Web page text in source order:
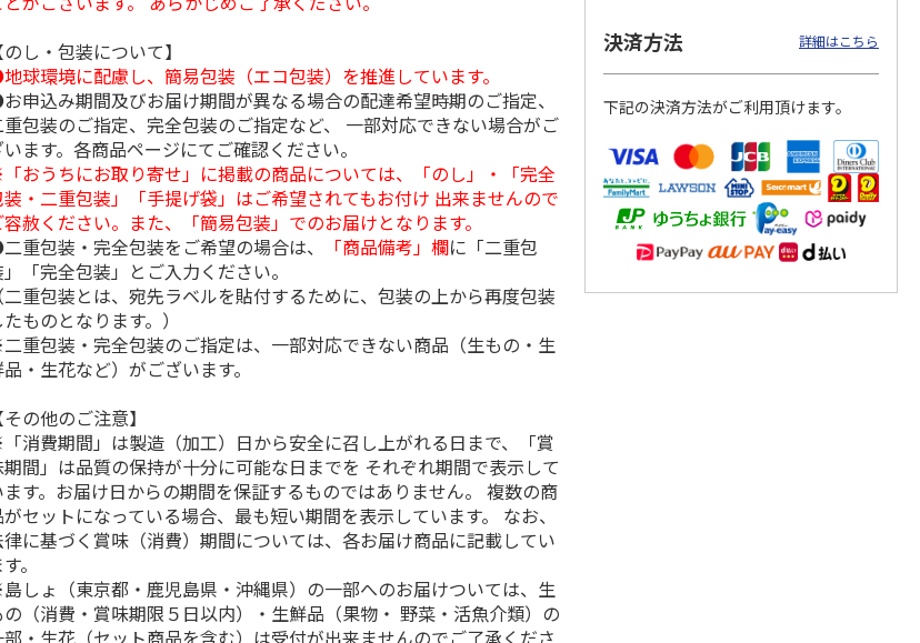
のし・包装について】
球環境に配慮し、簡易包装（エコ包装）を推進しています。
申込み期間及びお届け期間が異なる場合の配達希望時期のご指定、
重包装のご指定、完全包装のご指定など、 一部対応できない場合がご
います。各商品ページにてご確認ください。
おうちにお取り寄せ」に掲載の商品については、「のし」・「完全
装・二重包装」「手提げ袋」はご希望されてもお付け 出来ませんので
容赦ください。また、「簡易包装」でのお届けとなります。
重包装・完全包装をご希望の場合は、
「商品備考」欄に「二重包
「完全包装」とご入力ください。
（二重包装とは、宛先ラベルを貼付するために、包装の上から再度包装
たものとなります。）
重包装・完全包装のご指定は、一部対応できない商品（生もの・生
品・生花など）がございます。
その他のご注意】
消費期間」は製造（加工）日から安全に召し上がれる日まで、「賞
期間」は品質の保持が十分に可能な日までを それぞれ期間で表示して
ます。お届け日からの期間を保証するものではありません。 複数の商
がセットになっている場合、最も短い期間を表示しています。 なお、
律に基づく賞味（消費）期間については、各お届け商品に記載してい
。
しょ（東京都・鹿児島県・沖縄県）の一部へのお届けついては、生
の（消費・賞味期限５日以内）・生鮮品（果物・ 野菜・活魚介類）の
部・生花（セット商品を含む）は受付が出来ませんのでご了承くださ
決済方法 詳細はこちら
下記の決済方法がご利用頂けます。